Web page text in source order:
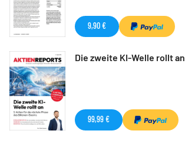
9,90 €
Die zweite KI-Welle rollt an
99,99 €